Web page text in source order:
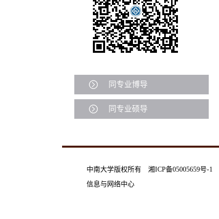
同专业博导
同专业硕导
中南大学版权所有 湘ICP备05005659号-1
信息与网络中心